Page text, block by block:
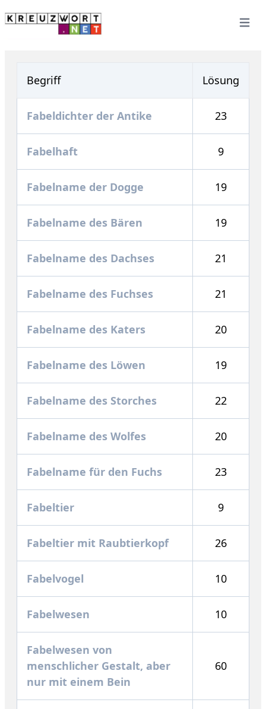
Open
Begriff Lösung
Fabeldichter der Antike 23
Fabelhaft 9
Fabelname der Dogge 19
Fabelname des Bären 19
Fabelname des Dachses 21
Fabelname des Fuchses 21
Fabelname des Katers 20
Fabelname des Löwen 19
Fabelname des Storches 22
Fabelname des Wolfes 20
Fabelname für den Fuchs 23
Fabeltier 9
Fabeltier mit Raubtierkopf 26
Fabelvogel 10
Fabelwesen 10
Fabelwesen von
menschlicher Gestalt, aber
nur mit einem Bein
60